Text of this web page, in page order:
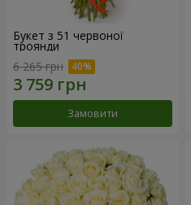
Букет з 51 червоної
троянди
6 265 грн
Замовити